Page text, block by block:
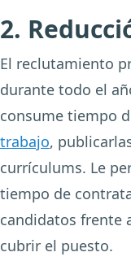
2.
El reclutamiento
durante todo el
consume tiempo
trabajo,
currículums. Le
tiempo de
candidatos frente
cubrir el puesto.